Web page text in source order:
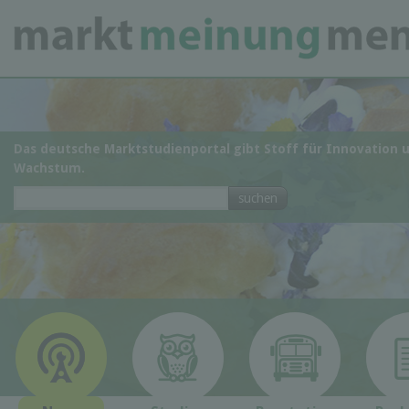
Das deutsche Marktstudienportal gibt Stoff für Innovation
Wachstum.